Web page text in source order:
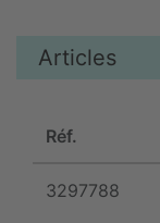
Articles
Réf.
3297788